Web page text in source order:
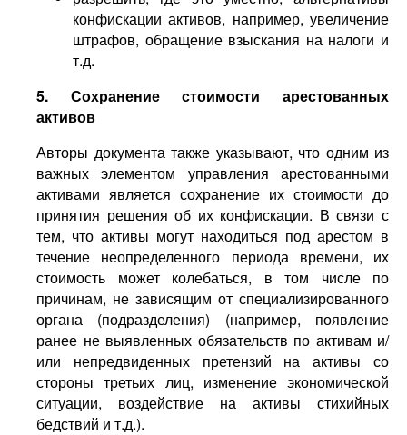
конфискации активов, например, увеличение
штрафов, обращение взыскания на налоги и
т.д.
5. Сохранение стоимости арестованных
активов
Авторы документа также указывают, что одним из
важных элементом управления арестованными
активами является сохранение их стоимости до
принятия решения об их конфискации. В связи с
тем, что активы могут находиться под арестом в
течение неопределенного периода времени, их
стоимость может колебаться, в том числе по
причинам, не зависящим от специализированного
органа (подразделения) (например, появление
ранее не выявленных обязательств по активам и/
или непредвиденных претензий на активы со
стороны третьих лиц, изменение экономической
ситуации, воздействие на активы стихийных
бедствий и т.д.).